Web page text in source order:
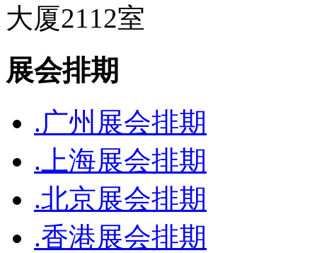
大厦2112室
展会排期
.广州展会排期
.上海展会排期
.北京展会排期
.香港展会排期